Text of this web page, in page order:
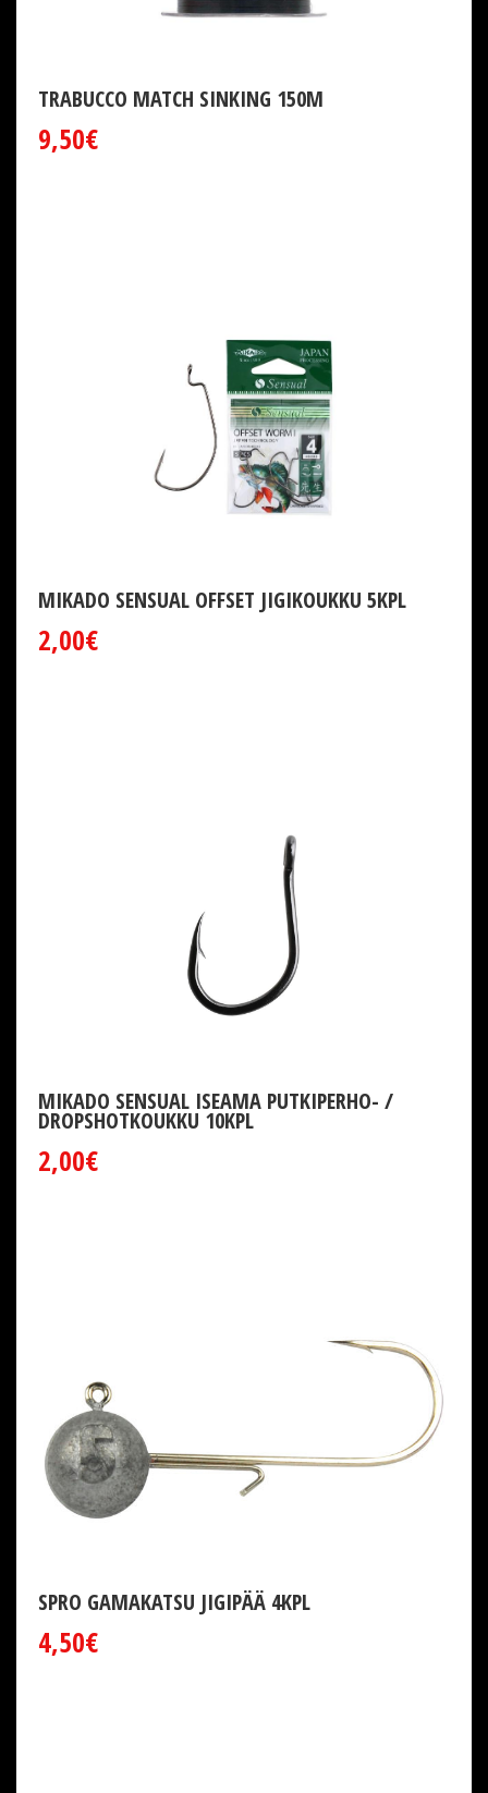
TRABUCCO MATCH SINKING 150M
9,50€
MIKADO SENSUAL OFFSET JIGIKOUKKU 5KPL
2,00€
MIKADO SENSUAL ISEAMA PUTKIPERHO- /
DROPSHOTKOUKKU 10KPL
2,00€
SPRO GAMAKATSU JIGIPÄÄ 4KPL
4,50€